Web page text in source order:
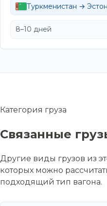
Туркменистан →
8–10 дней
Категория груза
Связанные
Другие виды грузов из
которых можно
подходящий тип вагона.